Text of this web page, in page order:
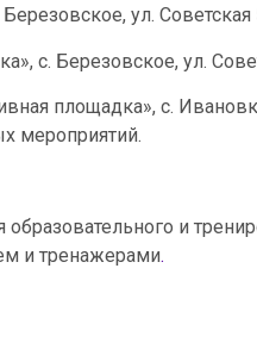
ул.
с. Березовское, ул.
площадка», с.
мероприятий.
образовательного и
и тренажерами.